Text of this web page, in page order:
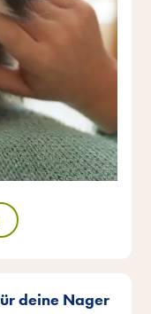
deine Nager